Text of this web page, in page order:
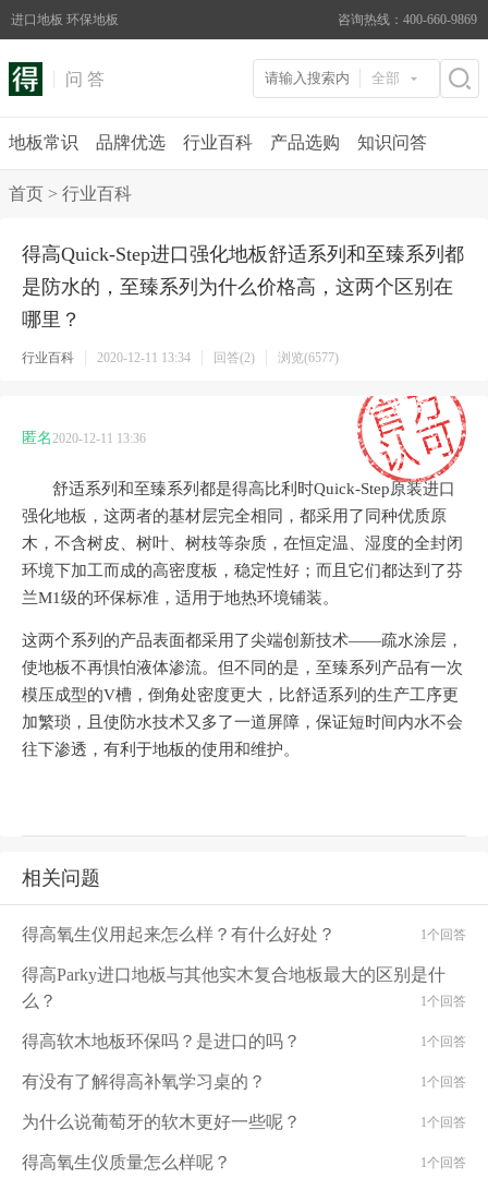
进口地板 环保地板 咨询热线：400-660-9869
问 答 全部
地板常识 品牌优选 行业百科 产品选购 知识问答
首页 > 行业百科
得高Quick-Step进口强化地板舒适系列和至臻系列都
是防水的，至臻系列为什么价格高，这两个区别在
哪里？
行业百科 2020-12-11 13:34 回答(2) 浏览(6577)
匿名2020-12-11 13:36
舒适系列和至臻系列都是得高比利时Quick-Step原装进口
强化地板，这两者的基材层完全相同，都采用了同种优质原
木，不含树皮、树叶、树枝等杂质，在恒定温、湿度的全封闭
环境下加工而成的高密度板 ，稳定性好；而且它们都达到了芬
兰M1级的环保标准，适用于地热环境铺装。
这两个系列的产品表面都采用了尖端创新技术——疏水涂层，
使地板不再惧怕液体渗流。但不同的是，至臻系列产品有一次
模压成型的V槽，倒角处密度更大，比舒适系列的生产工序更
加繁琐，且使防水技术又多了一道屏障，保证短时间内水不会
往下渗透，有利于地板的使用和维护。
相关问题
得高氧生仪用起来怎么样？有什么好处？ 1个回答
得高Parky进口地板与其他实木复合地板最大的区别是什
么？
1个回答
得高软木地板环保吗？是进口的吗？ 1个回答
有没有了解得高补氧学习桌的？ 1个回答
为什么说葡萄牙的软木更好一些呢？ 1个回答
得高氧生仪质量怎么样呢？ 1个回答